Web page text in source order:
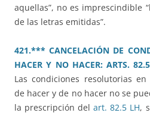
aquellas”, no es imprescindible
de las letras emitidas”.
421.*** CANCELACIÓN DE
HACER Y NO HACER: ARTS.
Las condiciones resolutorias
de hacer y de no hacer no se
la prescripción delart. 82.5 LH,